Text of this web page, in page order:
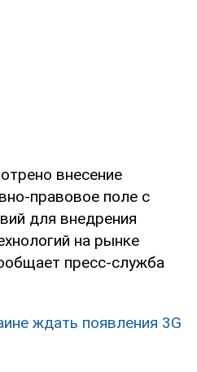
внесение
правовое поле с
для внедрения
на рынке
пресс-служба
ждать появления 3G